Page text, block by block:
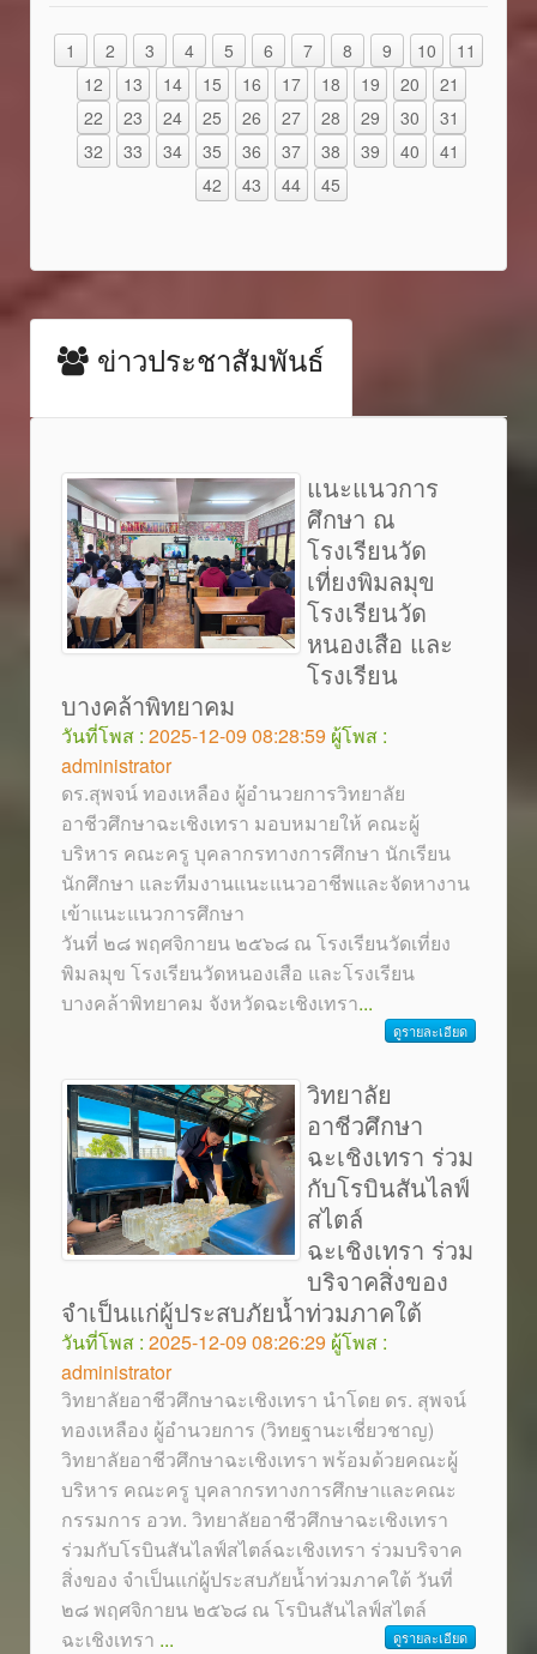
1 2 3 4 5 6 7 8 9 10
11
12
13 14 15 16 17 18 19 20
21
22
23 24 25 26 27 28 29 30
31
32
33 34 35 36 37 38 39 40
41
42
43 44 45
ข่าวประชาสัมพันธ์
แนะแนวการ
ศึกษา ณ
โรงเรียนวัด
เที่ยงพิมลมุข
โรงเรียนวัด
หนองเสือ และ
โรงเรียน
บางคล้าพิทยาคม
วันที่โพส : 2025-12-09 08:28:59 ผู้โพส :
administrator
ดร.สุพจน์ ทองเหลือง ผู้อำนวยการวิทยาลัย
อาชีวศึกษาฉะเชิงเทรา มอบหมายให้ คณะผู้
บริหาร คณะครู บุคลากรทางการศึกษา นักเรียน
นักศึกษา และทีมงานแนะแนวอาชีพและจัดหางาน
เข้าแนะแนวการศึกษา
วันที่ ๒๘ พฤศจิกายน ๒๕๖๘ ณ โรงเรียนวัดเที่ยง
พิมลมุข โรงเรียนวัดหนองเสือ และโรงเรียน
บางคล้าพิทยาคม จังหวัดฉะเชิงเทรา...
ดูรายละเอียด
วิทยาลัย
อาชีวศึกษา
ฉะเชิงเทรา ร่วม
กับโรบินสันไลฟ์
สไตล์
ฉะเชิงเทรา ร่วม
บริจาคสิ่งของ
จำเป็นแก่ผู้ประสบภัยน้ำท่วมภาคใต้
วันที่โพส : 2025-12-09 08:26:29 ผู้โพส :
administrator
วิทยาลัยอาชีวศึกษาฉะเชิงเทรา นำโดย ดร. สุพจน์
ทองเหลือง ผู้อำนวยการ (วิทยฐานะเชี่ยวชาญ)
วิทยาลัยอาชีวศึกษาฉะเชิงเทรา พร้อมด้วยคณะผู้
บริหาร คณะครู บุคลากรทางการศึกษาและคณะ
กรรมการ อวท. วิทยาลัยอาชีวศึกษาฉะเชิงเทรา
ร่วมกับโรบินสันไลฟ์สไตล์ฉะเชิงเทรา ร่วมบริจาค
สิ่งของ จำเป็นแก่ผู้ประสบภัยน้ำท่วมภาคใต้ วันที่
๒๘ พฤศจิกายน ๒๕๖๘ ณ โรบินสันไลฟ์สไตล์
ฉะเชิงเทรา ... ดูรายละเอียด